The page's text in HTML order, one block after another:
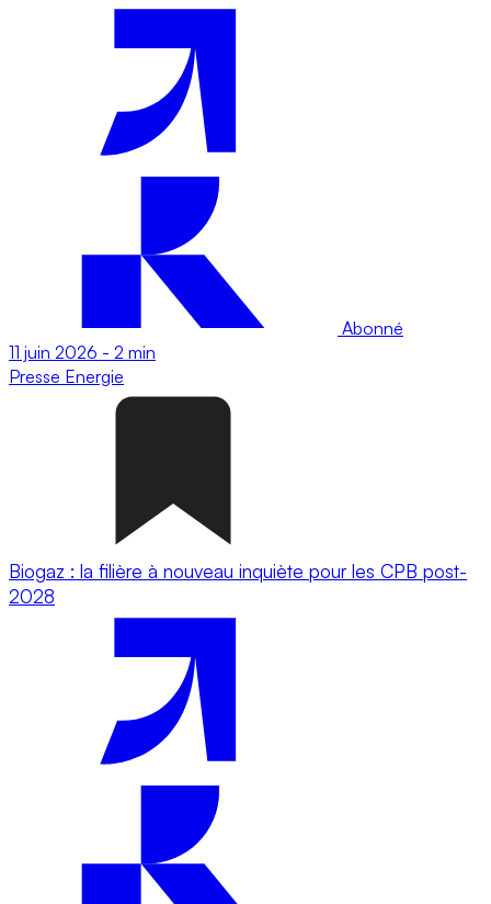
Abonné
11 juin 2026 - 2 min
Presse Energie
Biogaz : la filière à nouveau inquiète pour les CPB post-
2028